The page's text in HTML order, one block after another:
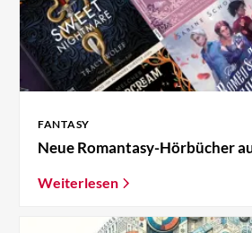
FANTASY
Neue Romantasy-Hörbücher
Weiterlesen